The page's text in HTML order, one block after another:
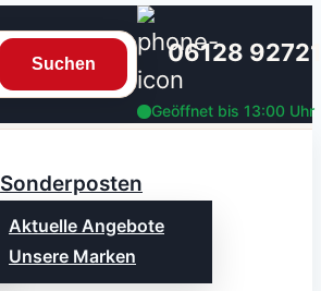
Suchen 06128
Geöffnet bis 13:00 Uhr
Sonderposten
Aktuelle Angebote
Unsere Marken